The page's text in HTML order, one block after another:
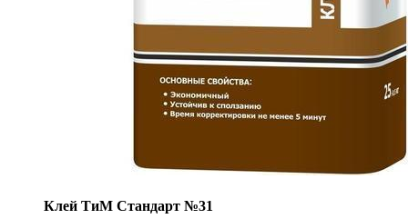
Клей ТиМ Стандарт №31